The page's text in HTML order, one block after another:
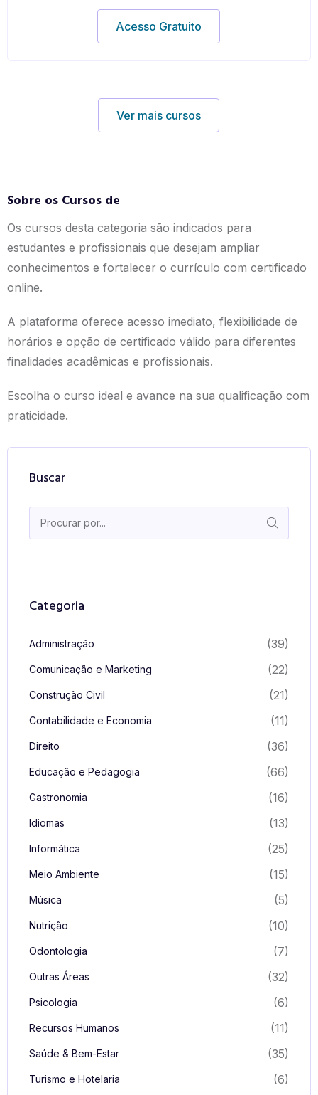
Buscar
Categoria
Administração (39)
Comunicação e Marketing (22)
Construção Civil (21)
Contabilidade e Economia (11)
Direito (36)
Educação e Pedagogia (66)
Gastronomia (16)
Idiomas (13)
Informática (25)
Meio Ambiente (15)
Música (5)
Nutrição (10)
Odontologia (7)
Outras Áreas (32)
Psicologia (6)
Recursos Humanos (11)
Saúde & Bem-Estar (35)
Turismo e Hotelaria (6)
Acesso Gratuito
Ver mais cursos
Sobre os Cursos de
Os cursos desta categoria são indicados para
estudantes e profissionais que desejam ampliar
conhecimentos e fortalecer o currículo com certificado
online.
A plataforma oferece acesso imediato, flexibilidade de
horários e opção de certificado válido para diferentes
finalidades acadêmicas e profissionais.
Escolha o curso ideal e avance na sua qualificação com
praticidade.